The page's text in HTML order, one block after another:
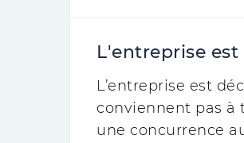
L'entreprise
L’entreprise est
conviennent pas à
une concurrence